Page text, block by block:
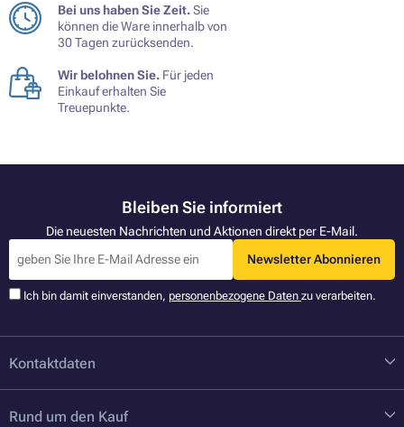
Bei uns haben Sie Zeit.Sie
können die Ware innerhalb von
30 Tagen zurücksenden.
Wir belohnen Sie. Für jeden
Einkauf erhalten Sie
Treuepunkte.
Bleiben Sie informiert
Die neuesten Nachrichten und Aktionen direkt per E-Mail.
Newsletter Abonnieren
Ich bin damit einverstanden, personenbezogene Daten zu verarbeiten.
Kontaktdaten
Rund um den Kauf